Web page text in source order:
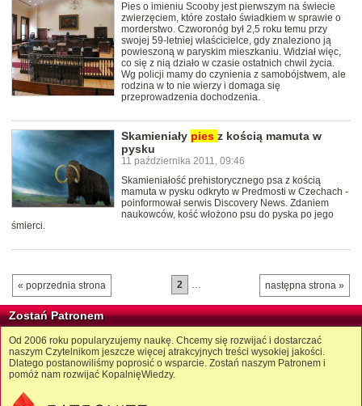
Pies o imieniu Scooby jest pierwszym na świecie
zwierzęciem, które zostało świadkiem w sprawie o
morderstwo. Czworonóg był 2,5 roku temu przy
swojej 59-letniej właścicielce, gdy znaleziono ją
powieszoną w paryskim mieszkaniu. Widział więc,
co się z nią działo w czasie ostatnich chwil życia.
Wg policji mamy do czynienia z samobójstwem, ale
rodzina w to nie wierzy i domaga się
przeprowadzenia dochodzenia.
Skamieniały pies z kością mamuta w
pysku
11 października 2011, 09:46
Skamieniałość prehistorycznego psa z kością
mamuta w pysku odkryto w Predmosti w Czechach -
poinformował serwis Discovery News. Zdaniem
naukowców, kość włożono psu do pyska po jego
śmierci.
« poprzednia strona następna strona »
2 …
Zostań Patronem
Od 2006 roku popularyzujemy naukę. Chcemy się rozwijać i dostarczać
naszym Czytelnikom jeszcze więcej atrakcyjnych treści wysokiej jakości.
Dlatego postanowiliśmy poprosić o wsparcie. Zostań naszym Patronem i
pomóż nam rozwijać KopalnięWiedzy.